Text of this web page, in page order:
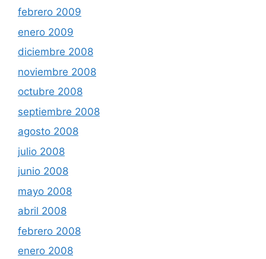
febrero 2009
enero 2009
diciembre 2008
noviembre 2008
octubre 2008
septiembre 2008
agosto 2008
julio 2008
junio 2008
mayo 2008
abril 2008
febrero 2008
enero 2008